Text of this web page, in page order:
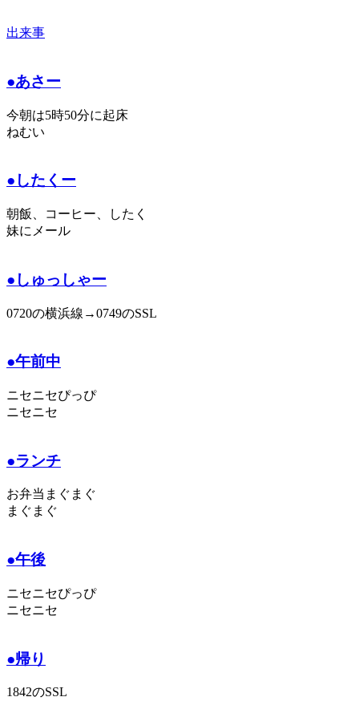
出来事
●あさー
今朝は5時50分に起床
ねむい
●したくー
朝飯、コーヒー、したく
妹にメール
●しゅっしゃー
0720の横浜線→0749のSSL
●午前中
ニセニセぴっぴ
ニセニセ
●ランチ
お弁当まぐまぐ
まぐまぐ
●午後
ニセニセぴっぴ
ニセニセ
●帰り
1842のSSL